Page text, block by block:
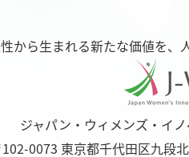
から生まれる新たな価値を、
ジャパン・ウィメンズ・イ
0073 東京都千代田区九段